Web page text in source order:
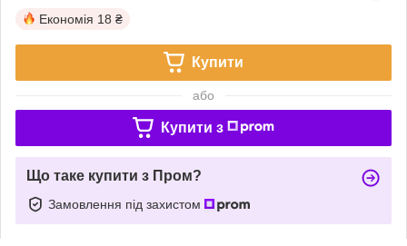
Економія 18 ₴
Купити
або
Купити з
Що таке купити з Пром?
Замовлення під захистом